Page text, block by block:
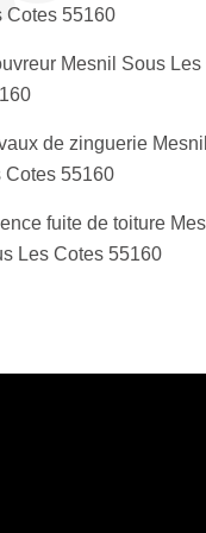
Cotes 55160
Mesnil Sous Les
de zinguerie
Cotes 55160
fuite de toiture
Les Cotes 55160